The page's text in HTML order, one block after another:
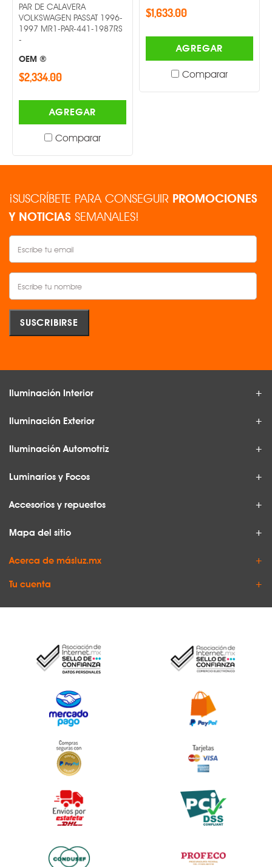
PAR DE CALAVERA
VOLKSWAGEN PASSAT 1996-
1997 MR1-PAR-441-1987RS
-
OEM ®
$2,334.00
AGREGAR
Comparar
$1,633.00
AGREGAR
Comparar
¡SUSCRÍBETE PARA CONSEGUIR PROMOCIONES
Y NOTICIAS SEMANALES!
Iluminación Interior
Iluminación Exterior
Iluminación Automotriz
Luminarios y Focos
Accesorios y repuestos
Mapa del sitio
Acerca de másluz.mx
Tu cuenta